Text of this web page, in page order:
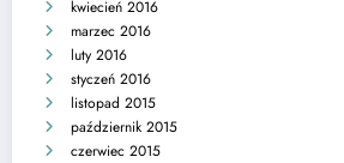
kwiecień 2016
marzec 2016
luty 2016
styczeń 2016
listopad 2015
październik 2015
czerwiec 2015